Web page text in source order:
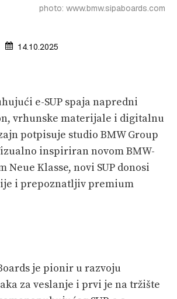
photo: www.bmw.sipaboards.com
14.10.2025
e-SUP spaja napredni
vrhunske materijale i digitalnu
potpisuje studio BMW Group
inspiriran novom BMW-
Neue Klasse, novi SUP donosi
i prepoznatljiv premium
je pionir u razvoju
za veslanje i prvi je na tržište